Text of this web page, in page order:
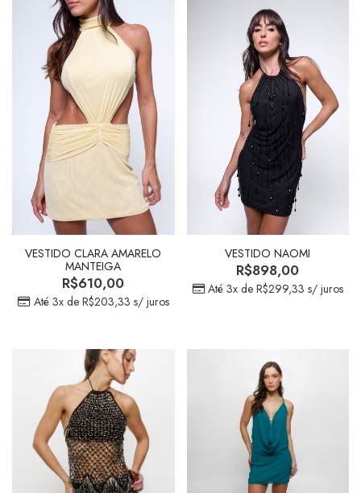
VESTIDO CLARA AMARELO
MANTEIGA
R$610,00
Até 3x de R$203,33 s/ juros
VESTIDO NAOMI
R$898,00
Até 3x de R$299,33 s/ juros